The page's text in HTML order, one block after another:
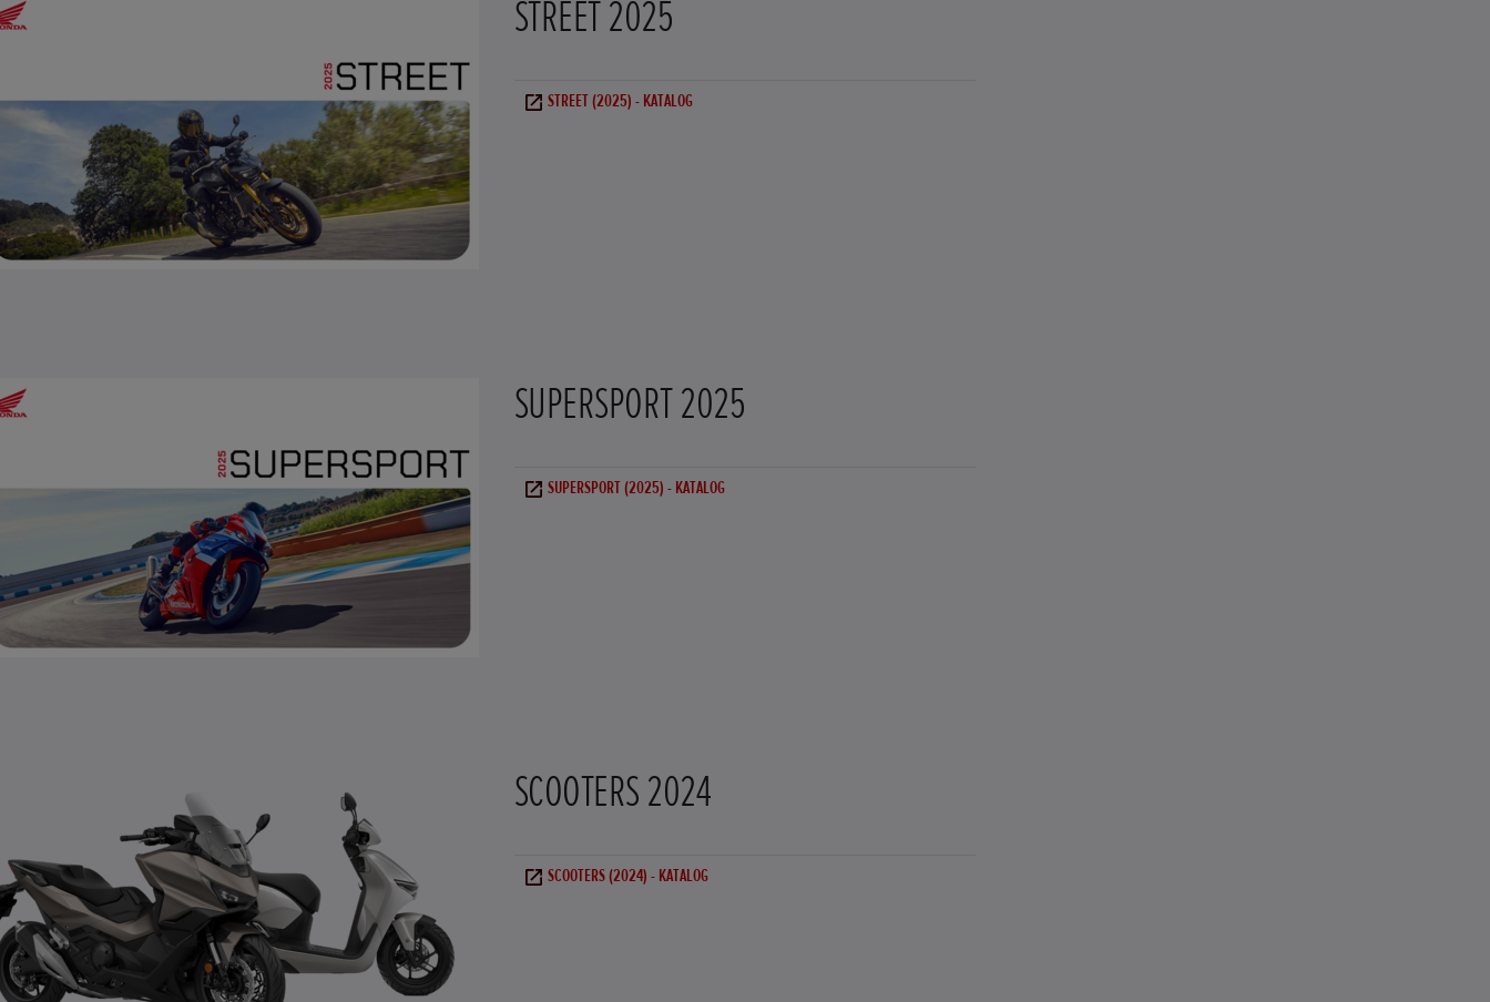
STREET 2025
STREET (2025) - KATALOG
SUPERSPORT 2025
SUPERSPORT (2025) - KATALOG
SCOOTERS 2024
SCOOTERS (2024) - KATALOG